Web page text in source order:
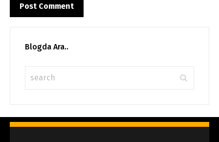
Blogda Ara..